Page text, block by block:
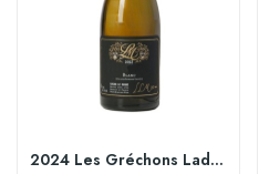
2024 Les Gréchons Ladoix 1er Cru 75cl - Lucien...